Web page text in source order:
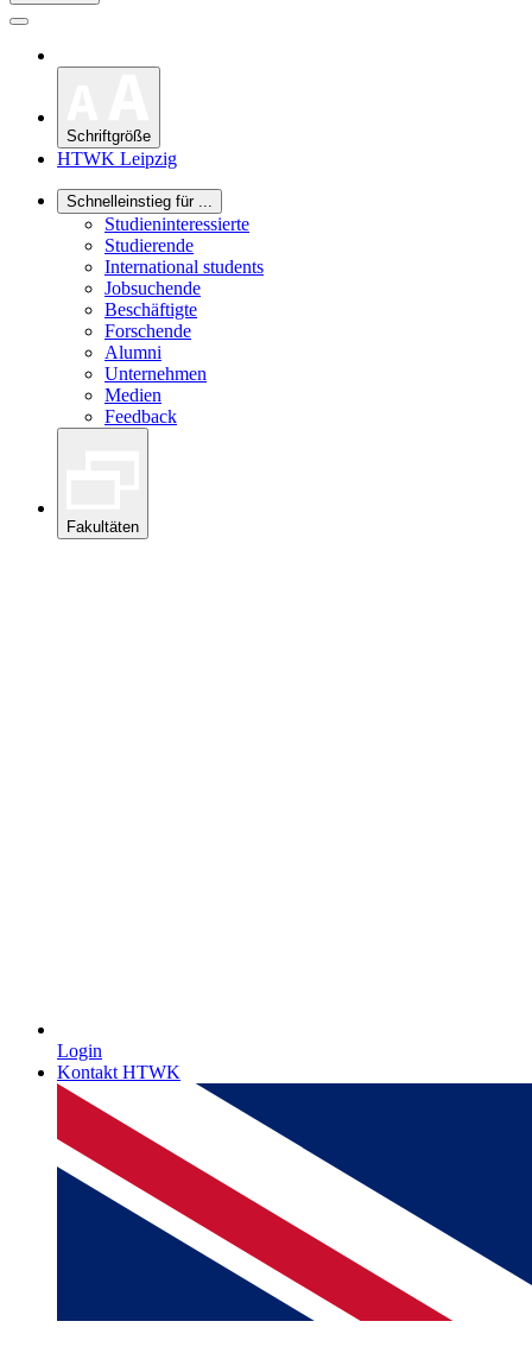
Schriftgröße
HTWK Leipzig
Schnelleinstieg für ...
Studieninteressierte
Studierende
International students
Jobsuchende
Beschäftigte
Forschende
Alumni
Unternehmen
Medien
Feedback
Fakultäten
Login
Kontakt HTWK